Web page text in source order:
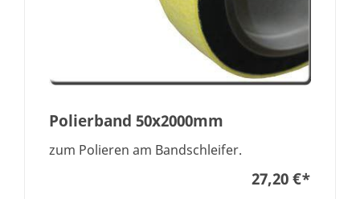
Polierband 50x2000mm
zum Polieren am Bandschleifer.
27,20 €*